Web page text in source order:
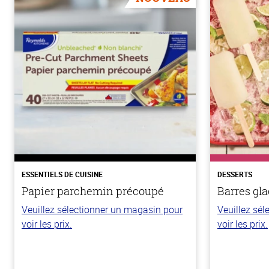
ESSENTIELS DE CUISINE
Papier parchemin précoupé
Veuillez sélectionner un magasin pour
voir les prix.
DESSERTS
Barres
Veuillez
voir les prix.